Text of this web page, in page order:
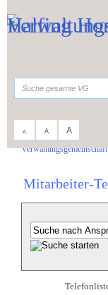
A A A
Verwaltungsgemeinschaft
Mitarbeiter-